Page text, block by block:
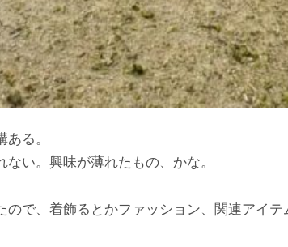
る。
い。興味が薄れたもの、かな。
ので、着飾るとかファッション、関連アイ